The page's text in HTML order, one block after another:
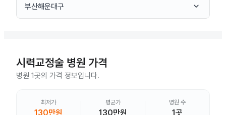
부산해운대구 keyboard_arrow_down
시력교정술 병원 가격
병원 1곳의 가격 정보입니다.
최저가
130만원
평균가
130만원
병원 수
1곳